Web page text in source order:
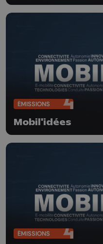
ÉMISSIONS
Mobil'idées
ÉMISSIONS